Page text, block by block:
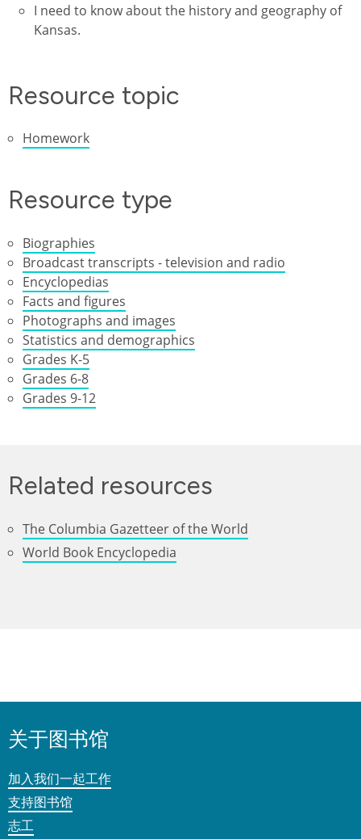
I need to know about the history and geography of
Kansas.
Resource topic
Homework
Resource type
Biographies
Broadcast transcripts - television and radio
Encyclopedias
Facts and figures
Photographs and images
Statistics and demographics
Grades K-5
Grades 6-8
Grades 9-12
Related resources
The Columbia Gazetteer of the World
World Book Encyclopedia
关于图书馆
加入我们一起工作
支持图书馆
志工